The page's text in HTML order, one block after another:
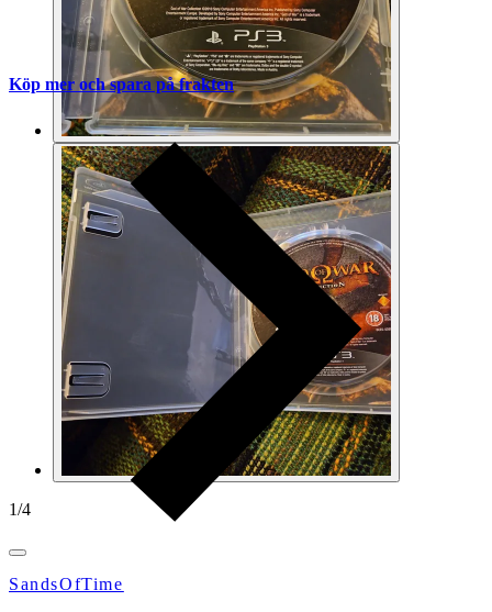
1/4
SandsOfTime
Köp mer och spara på frakten